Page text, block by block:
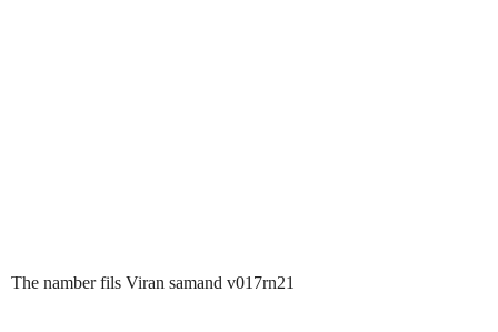
The namber fils Viran samand v017rn21